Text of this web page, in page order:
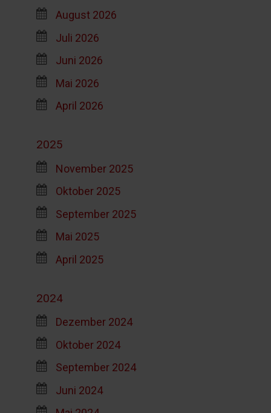
August 2026
Juli 2026
Juni 2026
Mai 2026
April 2026
2025
November 2025
Oktober 2025
September 2025
Mai 2025
April 2025
2024
Dezember 2024
Oktober 2024
September 2024
Juni 2024